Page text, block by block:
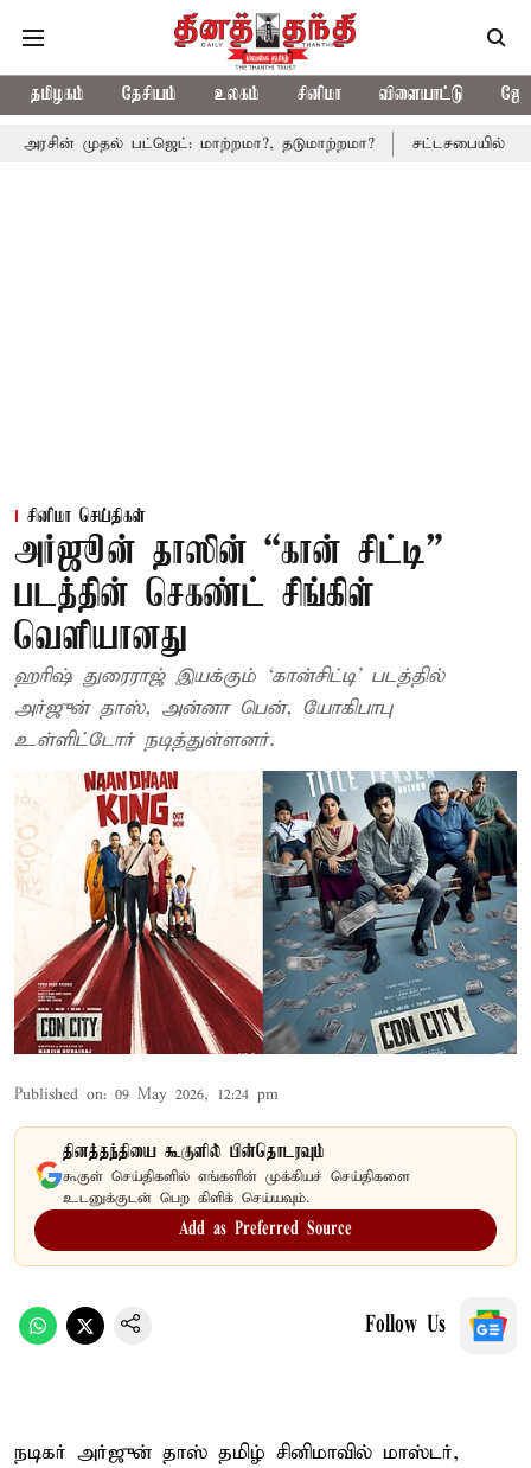
தமிழகம் தேசியம் உலகம் சினிமா விளையாட்டு
பட்ஜெட்: மாற்றமா?, தடுமாற்றமா? சட்டசபையில் பட்ஜெட் மீதான
சினிமா செய்திகள்
அர்ஜூன் தாஸின் “கான் சிட்டி”
படத்தின் செகண்ட் சிங்கிள்
வெளியானது
ஹரிஷ் துரைராஜ் இயக்கும் ‘கான்சிட்டி’ படத்தில்
அர்ஜுன் தாஸ், அன்னா பென், யோகிபாபு
உள்ளிட்டோர் நடித்துள்ளனர்.
Published on: 09 May 2026, 12:24 pm
தினத்தந்தியை கூகுளில் பின்தொடரவும்
கூகுள் செய்திகளில் எங்களின் முக்கியச் செய்திகளை
உடனுக்குடன் பெற கிளிக் செய்யவும்.
Add as Preferred Source
Follow Us
நடிகர் அர்ஜுன் தாஸ் தமிழ் சினிமாவில் மாஸ்டர்,